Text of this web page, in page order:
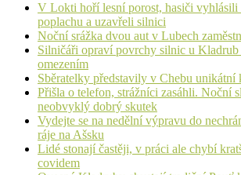
V Lokti hoří lesní porost, hasiči vyhlásili
poplachu a uzavřeli silnici
Noční srážka dvou aut v Lubech
Silničáři opraví povrchy silnic u Kladrub
omezením
Sběratelky představily v Chebu unikátní
Přišla o telefon, strážníci zasáhli. Noční
neobvyklý dobrý skutek
Vydejte se na nedělní výpravu do
ráje na Ašsku
Lidé stonají častěji, v práci ale chybí
covidem